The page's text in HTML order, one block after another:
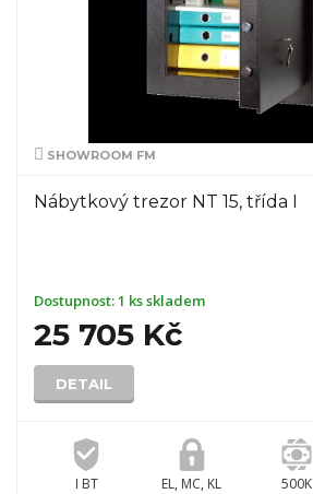
SHOWROOM FM
Nábytkový trezor NT 15, třída I
Dostupnost:1 ks skladem
25 705 Kč
DETAIL
I BT EL, MC, KL 500K